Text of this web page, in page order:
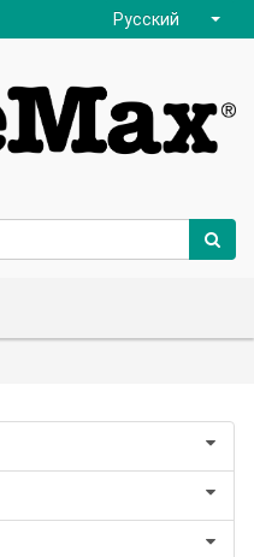
Русский